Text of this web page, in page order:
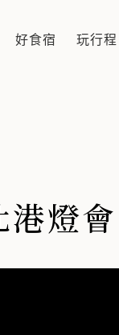
天下午5點半
好食宿 玩行程
燈